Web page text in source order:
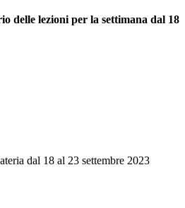
delle lezioni per la settimana dal 18
dal 18 al 23 settembre 2023